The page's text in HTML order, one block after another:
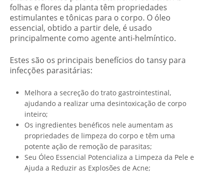
folhas e flores da planta têm propriedades
estimulantes e tônicas para o corpo. O óleo
essencial, obtido a partir dele, é usado
principalmente como agente anti-helmíntico.
Estes são os principais benefícios do tansy para
infecções parasitárias:
Melhora a secreção do trato gastrointestinal,
ajudando a realizar uma desintoxicação de corpo
inteiro;
Os ingredientes benéficos nele aumentam as
propriedades de limpeza do corpo e têm uma
potente ação de remoção de parasitas;
Seu Óleo Essencial Potencializa a Limpeza da Pele e
Ajuda a Reduzir as Explosões de Acne;